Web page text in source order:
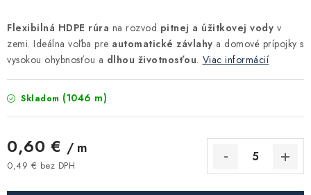
Filtrovanie a úprava vody
Kúpeľňa a sanita
Spojovací materiál
Flexibilná HDPE rúra na rozvod pitnej a úžitkovej vody v
zemi. Ideálna voľba pre automatické závlahy a domové prípojky s
vysokou ohybnosťou a dlhou životnosťou. Viac informácií
Skladom (1046 m)
0,60 € / m
0,49 € bez DPH